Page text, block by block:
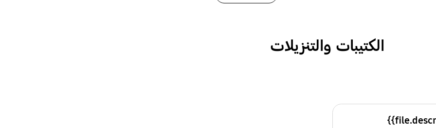
الكتيبات والتنزيلات